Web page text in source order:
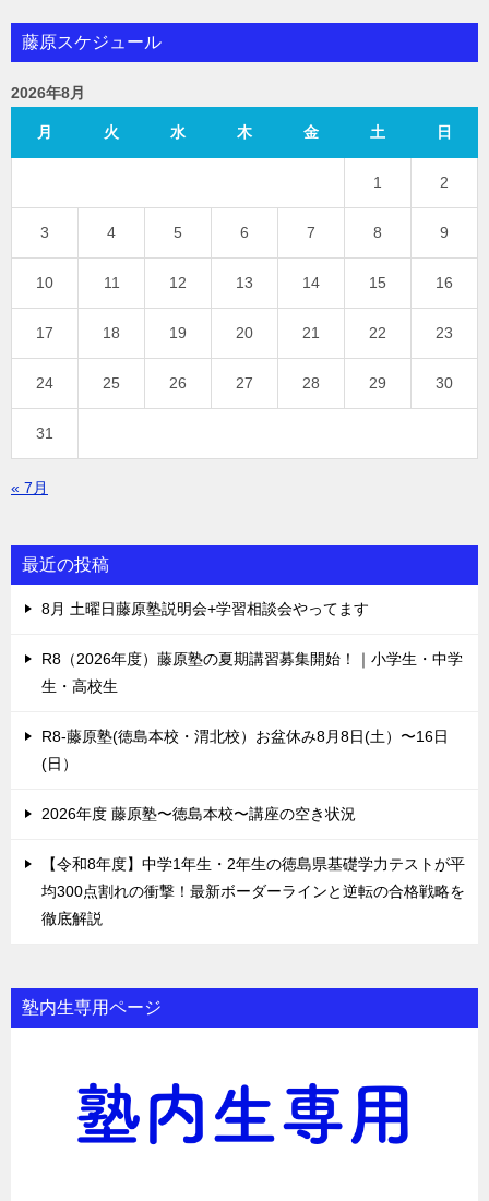
藤原スケジュール
2026年8月
月 火 水 木 金 土 日
1 2
3 4 5 6 7 8 9
10 11 12 13 14 15 16
17 18 19 20 21 22 23
24 25 26 27 28 29 30
31
« 7月
最近の投稿
8月 土曜日藤原塾説明会+学習相談会やってます
R8（2026年度）藤原塾の夏期講習募集開始！｜小学生・中学
生・高校生
R8-藤原塾(徳島本校・渭北校）お盆休み8月8日(土）〜16日
(日）
2026年度 藤原塾〜徳島本校〜講座の空き状況
【令和8年度】中学1年生・2年生の徳島県基礎学力テストが平
均300点割れの衝撃！最新ボーダーラインと逆転の合格戦略を
徹底解説
塾内生専用ページ